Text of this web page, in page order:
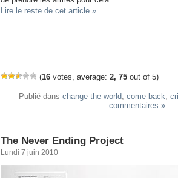
Lire le reste de cet article »
(16 votes, average: 2, 75 out of 5)
Publié dans change the world, come back,
commentaires »
The Never Ending Project
Lundi 7 juin 2010